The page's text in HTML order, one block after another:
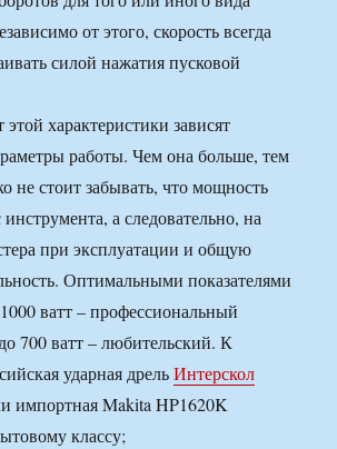
от этого, скорость всегда
силой нажатия пусковой
характеристики зависят
работы. Чем она больше, тем
не стоит забывать, что мощность
инструмента, а следовательно, на
при эксплуатации и общую
Оптимальными показателями
ватт – профессиональный
700 ватт – любительский. К
ударная дрельИнтерскол
импортная Makita HP1620K
классу;